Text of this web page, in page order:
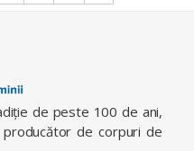
de peste 100 de ani,
de corpuri de